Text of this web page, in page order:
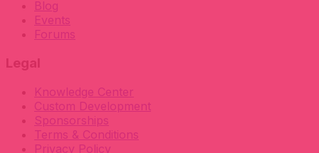
Blog
Events
Forums
Legal
Knowledge Center
Custom Development
Sponsorships
Terms & Conditions
Privacy Policy